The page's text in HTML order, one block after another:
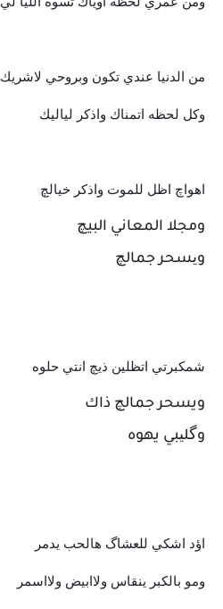
من الدنيا عندي تكون وبروحي لاشريك
وكل لحظه اتمناك واذكر لياليك
اهواچ اظل للموت واذكر خيالچ
ومجلا المعاني البيچ
ویسحر جمالچ
شمكبرتي اتظلين ذيچ انتي حلوه
ويسحر جمالچ ذاك
وگلیبي يهوه
اؤد اشکي للعشاگ هالحب یدمر
ومو بالكبر ينقاس ولاابيض ولااسمر